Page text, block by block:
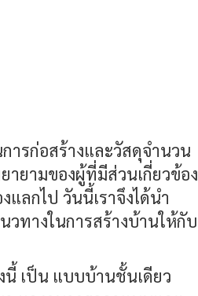
ารก่อสร้างและวัสดุจำนวน
ยามของผู้ที่มีส่วนเกี่ยวข้อง
ลกไป วันนี้เราจึงได้นำ
ทางในการสร้างบ้านให้กับ
เป็น แบบบ้านชั้นเดียว